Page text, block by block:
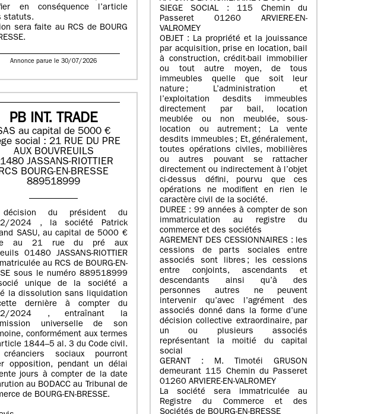
SIEGE SOCIAL : 115 Chemin du
Passeret 01260 ARVIERE-EN-
VALROMEY
OBJET : La propriété et la jouissance
par acquisition, prise en location, bail
à construction, crédit-bail immobilier
ou tout autre moyen, de tous
immeubles quelle que soit leur
nature ; L’administration et
l’exploitation desdits immeubles
directement par bail, location
meublée ou non meublée, sous-
location ou autrement ; La vente
desdits immeubles ; Et, généralement,
toutes opérations civiles, mobilières
ou autres pouvant se rattacher
directement ou indirectement à l’objet
ci-dessus défini, pourvu que ces
opérations ne modifient en rien le
caractère civil de la société.
DUREE : 99 années à compter de son
immatriculation au registre du
commerce et des sociétés
AGREMENT DES CESSIONNAIRES : les
cessions de parts sociales entre
associés sont libres ; les cessions
entre conjoints, ascendants et
descendants ainsi qu’à des
personnes autres ne peuvent
intervenir qu’avec l’agrément des
associés donné dans la forme d’une
décision collective extraordinaire, par
un ou plusieurs associés
représentant la moitié du capital
social
GERANT : M. Timotéi GRUSON
demeurant 115 Chemin du Passeret
01260 ARVIERE-EN-VALROMEY
La société sera immatriculée au
Registre du Commerce et des
en conséquence l’article
statuts.
sera faite au RCS de BOURG
Annonce parue le 30/07/2026
PB INT. TRADE
au capital de 5000 €
social : 21 RUE DU PRE
AUX BOUVREUILS
JASSANS-RIOTTIER
BOURG-EN-BRESSE
889518999
du président du
2024 , la société Patrick
SASU, au capital de 5000 €
au 21 rue du pré aux
01480 JASSANS-RIOTTIER
au RCS de BOURG-EN-
sous le numéro 889518999
unique de la société a
la dissolution sans liquidation
dernière à compter du
2024 , entraînant la
universelle de son
conformément aux termes
1844–5 al. 3 du Code civil.
sociaux pourront
opposition, pendant un délai
jours à compter de la date
au BODACC au Tribunal de
de BOURG-EN-BRESSE.